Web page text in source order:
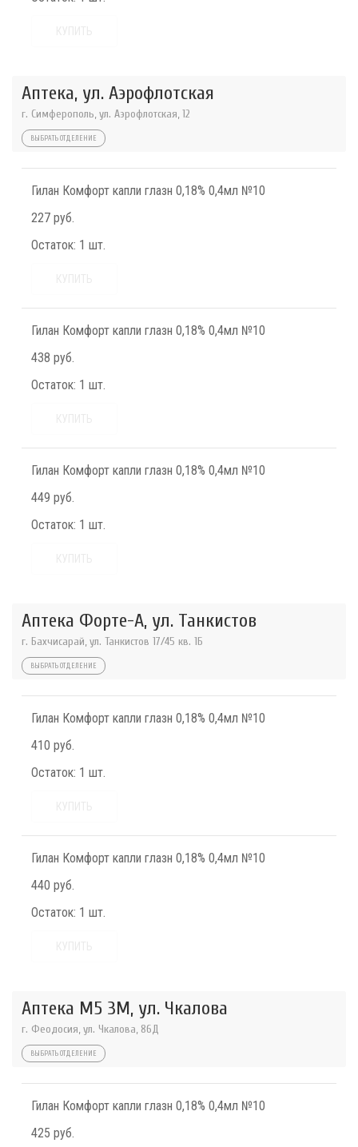
Аптека, ул. Аэрофлотская
г. Симферополь, ул. Аэрофлотская, 12
ВЫБРАТЬ ОТДЕЛЕНИЕ
Гилан Комфорт капли глазн 0,18% 0,4мл №10
227 руб.
Остаток: 1 шт.
Гилан Комфорт капли глазн 0,18% 0,4мл №10
438 руб.
Остаток: 1 шт.
Гилан Комфорт капли глазн 0,18% 0,4мл №10
449 руб.
Остаток: 1 шт.
Аптека Форте-А, ул. Танкистов
г. Бахчисарай, ул. Танкистов 17/45 кв. 1Б
ВЫБРАТЬ ОТДЕЛЕНИЕ
Гилан Комфорт капли глазн 0,18% 0,4мл №10
410 руб.
Остаток: 1 шт.
Гилан Комфорт капли глазн 0,18% 0,4мл №10
440 руб.
Остаток: 1 шт.
Аптека М5 3М, ул. Чкалова
г. Феодосия, ул. Чкалова, 86Д
ВЫБРАТЬ ОТДЕЛЕНИЕ
Гилан Комфорт капли глазн 0,18% 0,4мл №10
425 руб.